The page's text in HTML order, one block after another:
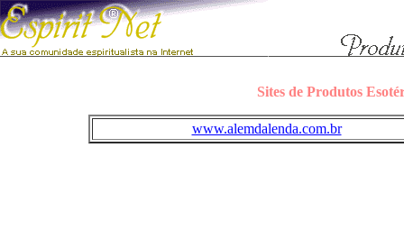
Sites de Produtos
www.alemdalenda.com.br